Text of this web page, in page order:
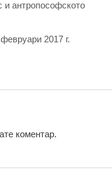
и антропософското
2017 г.
коментар.